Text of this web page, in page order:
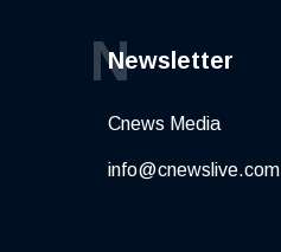
Newsletter
N
Cnews Media
info@cnewslive.com